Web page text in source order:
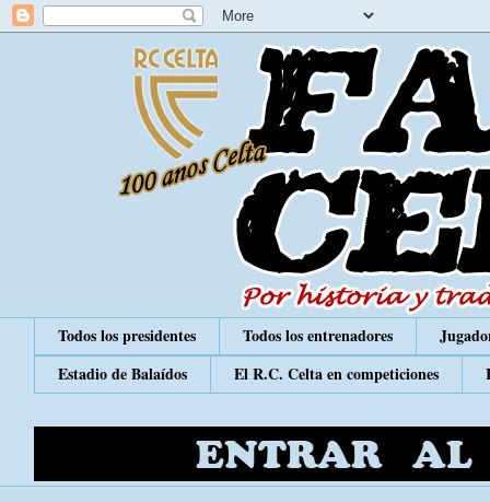
Todos los presidentes Todos los entrenadores
Estadio de Balaídos
El R.C. Celta en competiciones